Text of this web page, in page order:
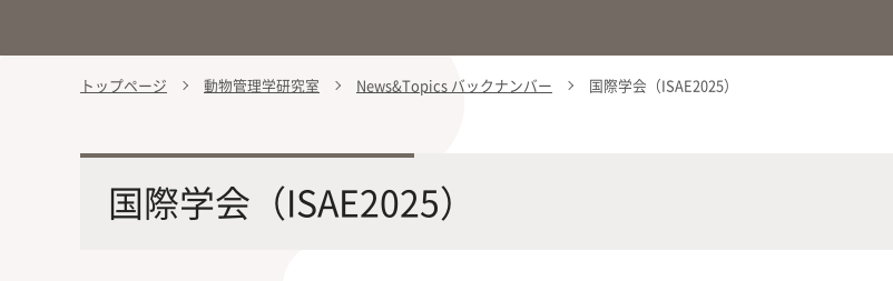
学部案内
学部・大学院の教育ビジョン、
沿革及び入試情報について
「専門的能力の要素」「達成すべき
水準」「評価方法」
応用生命化学科
最先端の化学とバイオテクノロジー
を創造
食農生命科学科
大学院
修士課程・博士課程
留学・国際交流
トップページ 動物管理学研究室 News&Topics バックナンバー 国際学会（ISAE2025）
国際学会（ISAE2025）